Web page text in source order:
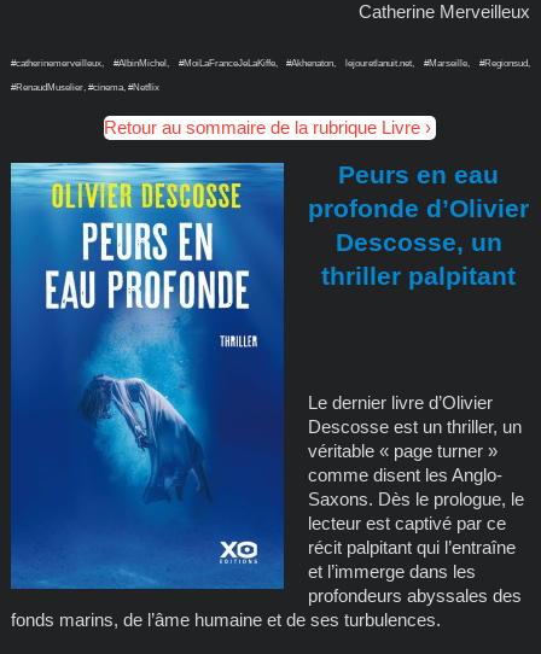
Catherine Merveilleux
#catherinemerveilleux, #AlbinMichel, #MoiLaFranceJeLaKiffe, #Akhenaton, lejouretlanuit.net, #Marseille, #Regionsud,
#RenaudMuselier, #cinema, #Netflix
Retour au sommaire de la rubrique Livre
Peurs en eau
profonde d’Olivier
Descosse, un
thriller palpitant
Le dernier livre d’Olivier
Descosse est un thriller, un
véritable « page turner »
comme disent les Anglo-
Saxons. Dès le prologue, le
lecteur est captivé par ce
récit palpitant qui l’entraîne
et l’immerge dans les
profondeurs abyssales des
fonds marins, de l’âme humaine et de ses turbulences.